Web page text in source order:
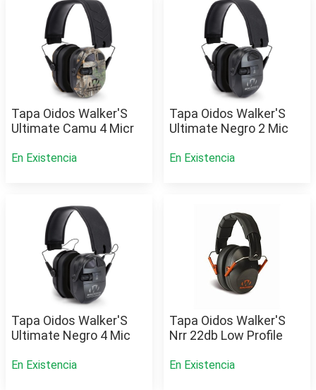
Tapa Oidos Walker'S
Ultimate Camu 4 Micr
En Existencia
Tapa Oidos Walker'S
Ultimate Negro 2 Mic
En Existencia
Tapa Oidos Walker'S
Ultimate Negro 4 Mic
En Existencia
Tapa Oidos Walker'S
Nrr 22db Low Profile
En Existencia